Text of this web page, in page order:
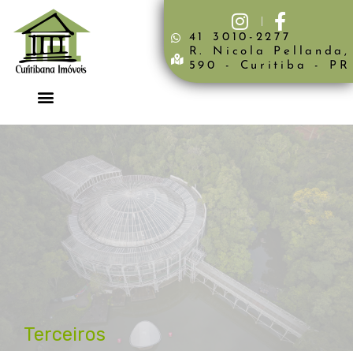
41 3010-2277
R. Nicola Pellanda,
590 - Curitiba - PR
Terceiros